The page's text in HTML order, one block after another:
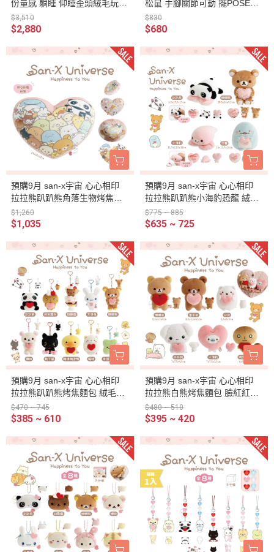
份量感 躺睡 仰睡歪頭絨毛玩偶
抱枕 55公分
$3,510
$2,880
松鼠 手腳關節可動 擺POSE絨
毛玩偶22.5公分 4選1
$830
$680
預購9月 san-x宇宙 心心相印
拉拉熊趴趴熊角落生物烤焦麵
包 愛心絨毛抱枕 超好摸
$1,260
$1,035
預購9月 san-x宇宙 心心相印
拉拉熊趴趴熊小海豹恐龍 絨毛
娃娃玩偶抱愛心枕頭 4選1
$775 ~ 885
$635 ~ 725
預購9月 san-x宇宙 心心相印
拉拉熊趴趴熊烤焦麵包 絨毛玩
偶吊飾愛心鑰匙圈 10選1
$470 ~ 745
$385 ~ 610
預購9月 san-x宇宙 心心相印
拉拉熊白熊烤焦麵包 臉紅紅抱
愛心 絨毛手掌玩偶 6選1
$480 ~ 510
$395 ~ 420